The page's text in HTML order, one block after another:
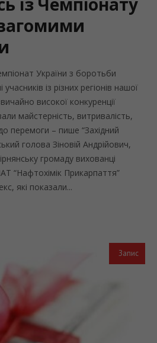
України з боротьби
із різних регіонів нашої
високої конкуренції
майстерність, витривалість,
перемоги – пише “Західний
голова Зіновій Андрійович,
громаду вихованці
Прикарпаття”
які показали...
Запис